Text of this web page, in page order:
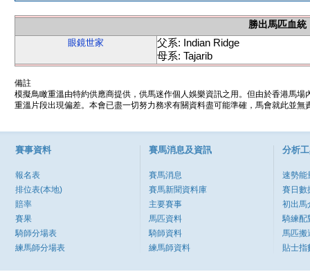
勝出馬匹血統
眼鏡世家
父系: Indian Ridge
母系: Tajarib
備註
模擬鳥瞰重溫由特約供應商提供，供馬迷作個人娛樂資訊之用。但由於香港馬
重溫片段出現偏差。本會已盡一切努力務求有關資料盡可能準確，馬會就此並
賽事資料
報名表
排位表(本地)
賠率
賽果
騎師分場表
練馬師分場表
賽馬消息及資訊
賽馬消息
賽馬新聞資料庫
主要賽事
馬匹資料
騎師資料
練馬師資料
分析
速勢能
賽日數
初出馬
騎練配
馬匹搬
貼士指